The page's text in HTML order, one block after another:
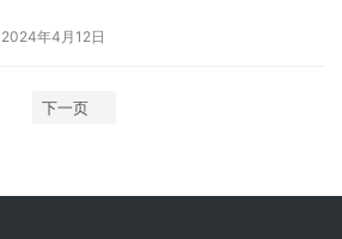
2024年4月12日
下一页